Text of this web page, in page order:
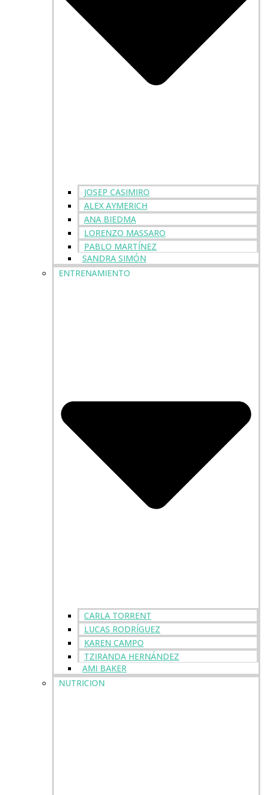
JOSEP CASIMIRO
ALEX AYMERICH
ANA BIEDMA
LORENZO MASSARO
PABLO MARTÍNEZ
SANDRA SIMÓN
ENTRENAMIENTO
CARLA TORRENT
LUCAS RODRÍGUEZ
KAREN CAMPO
TZIRANDA HERNÁNDEZ
AMI BAKER
NUTRICION